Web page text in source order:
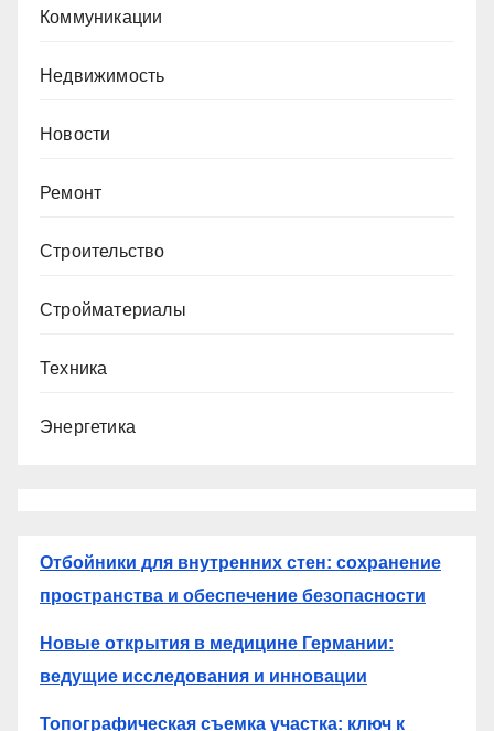
Коммуникации
Недвижимость
Новости
Ремонт
Строительство
Стройматериалы
Техника
Энергетика
Отбойники для внутренних стен: сохранение
пространства и обеспечение безопасности
Новые открытия в медицине Германии:
ведущие исследования и инновации
Топографическая съемка участка: ключ к